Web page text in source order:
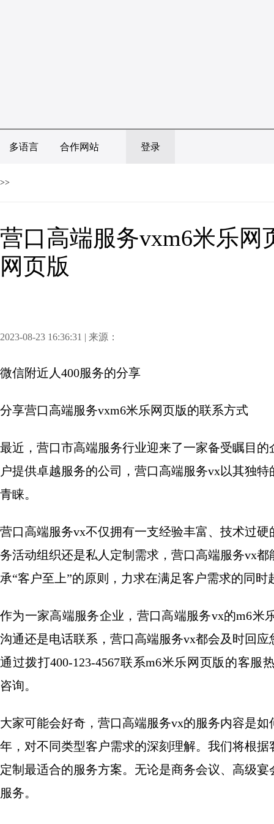
多语言 合作网站 登录
>>
营口高端服务vxm6米乐网
网页版
2023-08-23 16:36:31 | 来源：
微信附近人400服务的分享
分享营口高端服务vxm6米乐网页版的联系方式
最近，营口市高端服务行业迎来了一家备受瞩目
户提供卓越服务的公司，营口高端服务vx以其独
青睐。
营口高端服务vx不仅拥有一支经验丰富、技术过
务活动组织还是私人定制需求，营口高端服务vx
承“客户至上”的原则，力求在满足客户需求的同时
作为一家高端服务企业，营口高端服务vx的m6米
沟通还是电话联系，营口高端服务vx都会及时回
通过拨打400-123-4567联系m6米乐网页版的客服
咨询。
大家可能会好奇，营口高端服务vx的服务内容是
年，对不同类型客户需求的深刻理解。我们将根
定制最适合的服务方案。无论是商务会议、高级
服务。